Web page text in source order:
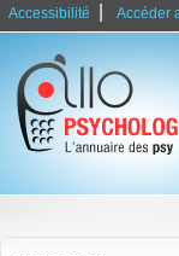
Accessibilité Accéder